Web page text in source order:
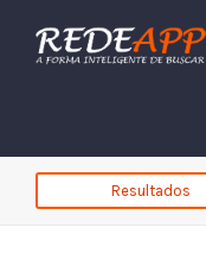
Procurar:
Resultados